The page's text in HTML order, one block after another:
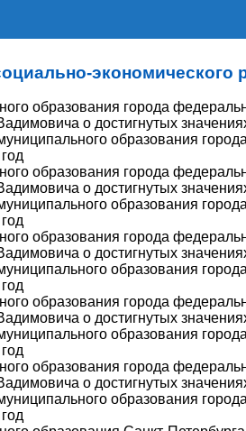
экономического
образования города
о достигнутых
образования
образования города
о достигнутых
образования
образования города
о достигнутых
образования
образования города
о достигнутых
образования
образования города
о достигнутых
образования